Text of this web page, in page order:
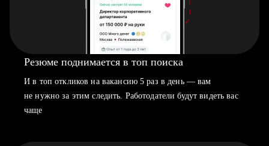
Резюме поднимается в топ поиска
И в топ откликов на вакансию 5 раз в день — вам
не нужно за этим следить. Работодатели будут видеть вас
чаще